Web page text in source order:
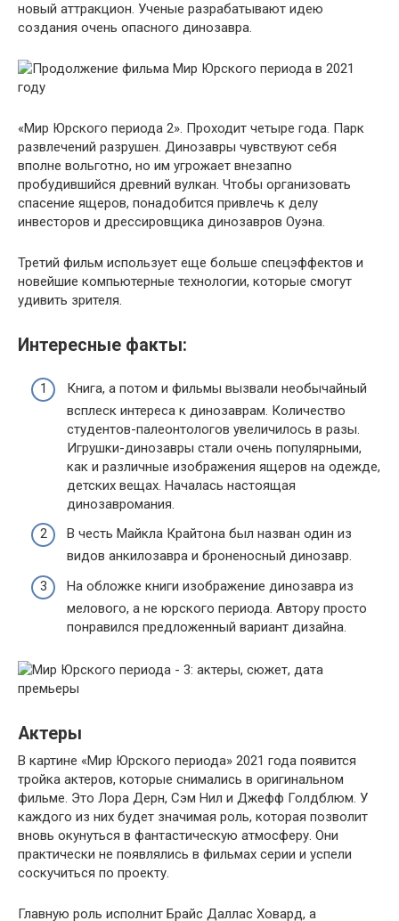
новый аттракцион. Ученые разрабатывают идею
создания очень опасного динозавра.
«Мир Юрского периода 2». Проходит четыре года. Парк
развлечений разрушен. Динозавры чувствуют себя
вполне вольготно, но им угрожает внезапно
пробудившийся древний вулкан. Чтобы организовать
спасение ящеров, понадобится привлечь к делу
инвесторов и дрессировщика динозавров Оуэна.
Третий фильм использует еще больше спецэффектов и
новейшие компьютерные технологии, которые смогут
удивить зрителя.
Интересные факты:
Книга, а потом и фильмы вызвали необычайный
всплеск интереса к динозаврам. Количество
студентов-палеонтологов увеличилось в разы.
Игрушки-динозавры стали очень популярными,
как и различные изображения ящеров на одежде,
детских вещах. Началась настоящая
динозавромания.
В честь Майкла Крайтона был назван один из
видов анкилозавра и броненосный динозавр.
На обложке книги изображение динозавра из
мелового, а не юрского периода. Автору просто
понравился предложенный вариант дизайна.
Актеры
В картине «Мир Юрского периода» 2021 года появится
тройка актеров, которые снимались в оригинальном
фильме. Это Лора Дерн, Сэм Нил и Джефф Голдблюм. У
каждого из них будет значимая роль, которая позволит
вновь окунуться в фантастическую атмосферу. Они
практически не появлялись в фильмах серии и успели
соскучиться по проекту.
Главную роль исполнит Брайс Даллас Ховард, а